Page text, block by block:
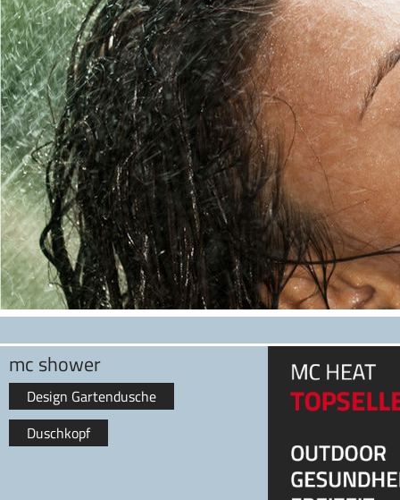
mc shower
Design Gartendusche
Duschkopf